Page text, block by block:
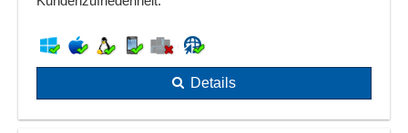
Details